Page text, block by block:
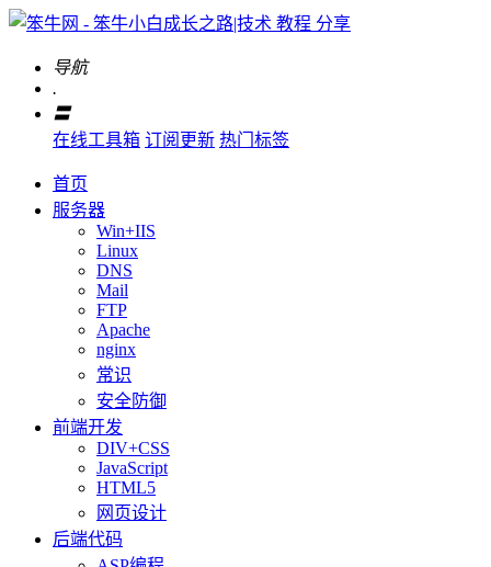
导航
.
〓
在线工具箱 订阅更新 热门标签
首页
服务器
Win+IIS
Linux
DNS
Mail
FTP
Apache
nginx
常识
安全防御
前端开发
DIV+CSS
JavaScript
HTML5
网页设计
后端代码